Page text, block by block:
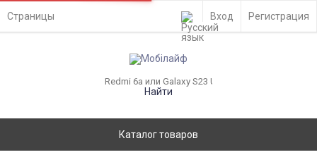
Страницы Вход Регистрация
Найти
Каталог товаров